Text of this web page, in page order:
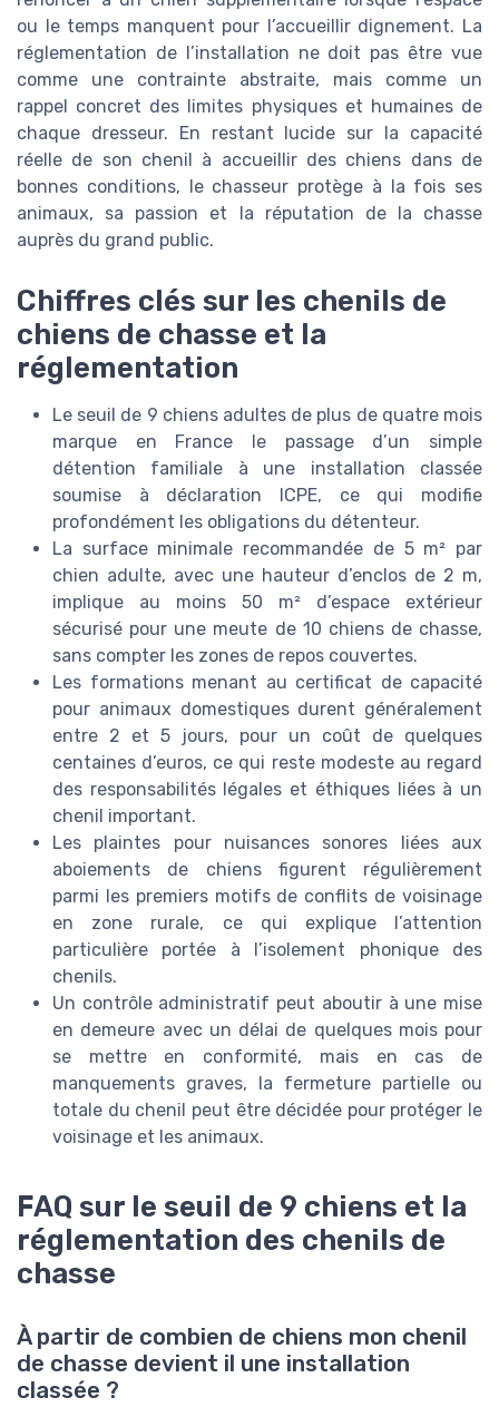
ou le temps manquent pour l’accueillir dignement. La
réglementation de l’installation ne doit pas être vue
comme une contrainte abstraite, mais comme un
rappel concret des limites physiques et humaines de
chaque dresseur. En restant lucide sur la capacité
réelle de son chenil à accueillir des chiens dans de
bonnes conditions, le chasseur protège à la fois ses
animaux, sa passion et la réputation de la chasse
auprès du grand public.
Chiffres clés sur les chenils de
chiens de chasse et la
réglementation
Le seuil de 9 chiens adultes de plus de quatre mois
marque en France le passage d’un simple
détention familiale à une installation classée
soumise à déclaration ICPE, ce qui modifie
profondément les obligations du détenteur.
La surface minimale recommandée de 5 m² par
chien adulte, avec une hauteur d’enclos de 2 m,
implique au moins 50 m² d’espace extérieur
sécurisé pour une meute de 10 chiens de chasse,
sans compter les zones de repos couvertes.
Les formations menant au certificat de capacité
pour animaux domestiques durent généralement
entre 2 et 5 jours, pour un coût de quelques
centaines d’euros, ce qui reste modeste au regard
des responsabilités légales et éthiques liées à un
chenil important.
Les plaintes pour nuisances sonores liées aux
aboiements de chiens figurent régulièrement
parmi les premiers motifs de conflits de voisinage
en zone rurale, ce qui explique l’attention
particulière portée à l’isolement phonique des
chenils.
Un contrôle administratif peut aboutir à une mise
en demeure avec un délai de quelques mois pour
se mettre en conformité, mais en cas de
manquements graves, la fermeture partielle ou
totale du chenil peut être décidée pour protéger le
voisinage et les animaux.
FAQ sur le seuil de 9 chiens et la
réglementation des chenils de
chasse
À partir de combien de chiens mon chenil
de chasse devient il une installation
classée ?